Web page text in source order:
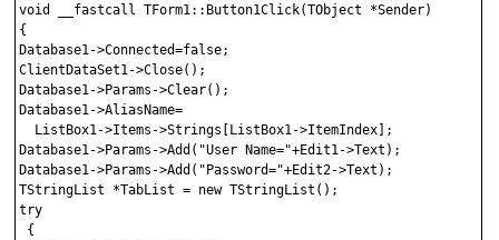
void __fastcall TForm1::Button1Click(TObject *Sender)
{
Database1->Connected=false;
ClientDataSet1->Close();
Database1->Params->Clear();
Database1->AliasName=
  ListBox1->Items->Strings[ListBox1->ItemIndex];
Database1->Params->Add("User Name="+Edit1->Text);
Database1->Params->Add("Password="+Edit2->Text);
TStringList *TabList = new TStringList();
try
{